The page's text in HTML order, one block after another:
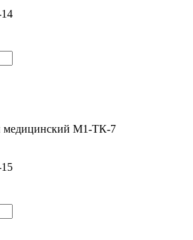
медицинский М1-ТК-7